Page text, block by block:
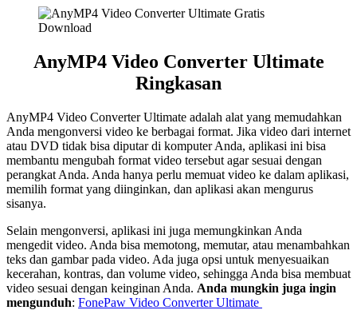
AnyMP4 Video Converter Ultimate
Ringkasan
AnyMP4 Video Converter Ultimate adalah alat yang memudahkan
Anda mengonversi video ke berbagai format. Jika video dari internet
atau DVD tidak bisa diputar di komputer Anda, aplikasi ini bisa
membantu mengubah format video tersebut agar sesuai dengan
perangkat Anda. Anda hanya perlu memuat video ke dalam aplikasi,
memilih format yang diinginkan, dan aplikasi akan mengurus
sisanya.
Selain mengonversi, aplikasi ini juga memungkinkan Anda
mengedit video. Anda bisa memotong, memutar, atau menambahkan
teks dan gambar pada video. Ada juga opsi untuk menyesuaikan
kecerahan, kontras, dan volume video, sehingga Anda bisa membuat
video sesuai dengan keinginan Anda. Anda mungkin juga ingin
mengunduh: FonePaw Video Converter Ultimate